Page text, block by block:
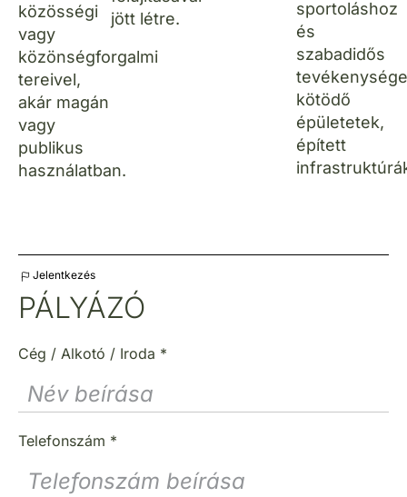
közösségi
vagy
közönségforgalmi
tereivel,
akár magán
vagy
publikus
használatban.
jött létre.
sportoláshoz
és
szabadidős
kötödő
épületetek,
épített
Jelentkezés
PÁLYÁZÓ
Cég / Alkotó / Iroda *
Telefonszám *